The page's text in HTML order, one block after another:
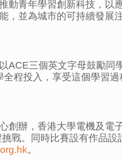
動青年學習創新科技，
，並為城市的可持續發
ACE三個英文字母鼓勵
程投入，享受這個學習
創辦，香港大學電機及
戰。同時比賽設有作品
。